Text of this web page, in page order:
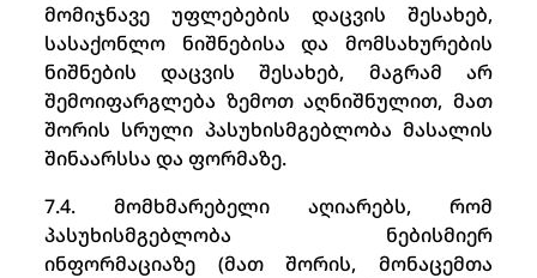
მომიჯნავე უფლებების დაცვის შესახებ,
სასაქონლო ნიშნებისა და მომსახურების
ნიშნების დაცვის შესახებ, მაგრამ არ
შემოიფარგლება ზემოთ აღნიშნულით, მათ
შორის სრული პასუხისმგებლობა მასალის
შინაარსსა და ფორმაზე.
7.4. მომხმარებელი აღიარებს, რომ
პასუხისმგებლობა ნებისმიერ
ინფორმაციაზე (მათ შორის, მონაცემთა